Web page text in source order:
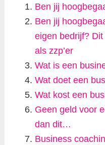
Ben jij
Ben jij
eigen bedrijf?
als zzp’er
Wat is een
Wat doet een
Wat kost een
Geen geld voor
dan dit…
Business